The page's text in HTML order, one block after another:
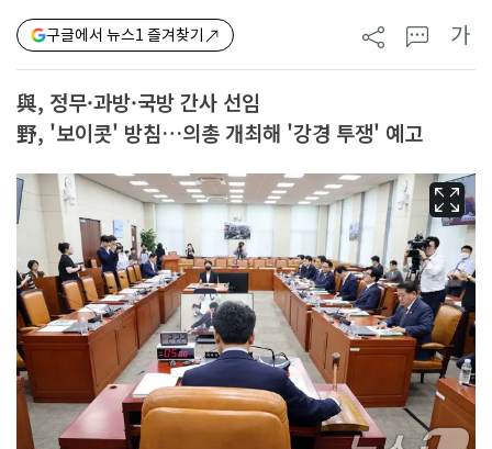
구글에서 뉴스1 즐겨찾기 가
與, 정무·과방·국방 간사 선임
野, '보이콧' 방침…의총 개최해 '강경 투쟁' 예고